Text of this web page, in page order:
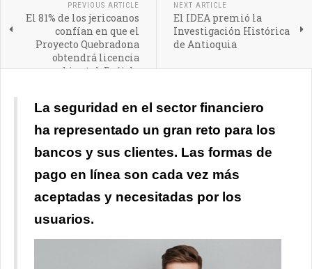
PREVIOUS ARTICLE
El 81% de los jericoanos
confían en que el
Proyecto Quebradona
obtendrá licencia
ambiental: Brújula
NEXT ARTICLE
El IDEA premió la
Investigación Histórica
de Antioquia
La seguridad en el sector financiero
ha representado un gran reto para los
bancos y sus clientes. Las formas de
pago en línea son cada vez más
aceptadas y necesitadas por los
usuarios.